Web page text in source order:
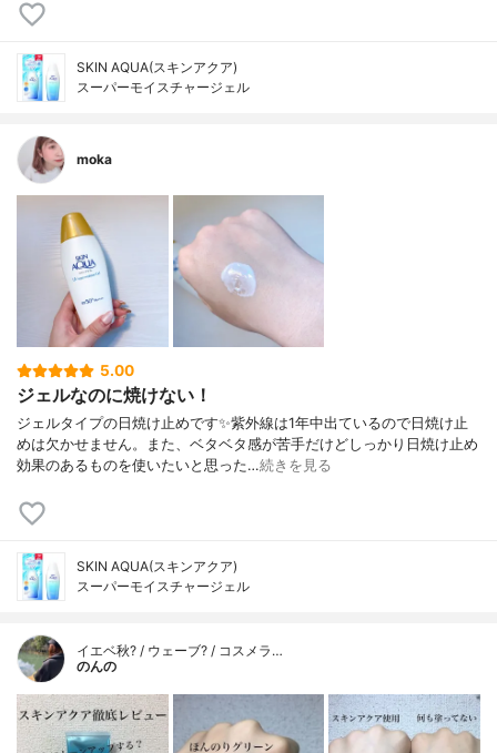
SKIN AQUA(スキンアクア)
スーパーモイスチャージェル
moka
5.00
ジェルなのに焼けない！
ジェルタイプの日焼け止めです✨紫外線は1年中出ているので日焼け止
めは欠かせません。また、ベタベタ感が苦手だけどしっかり日焼け止め
効果のあるものを使いたいと思った…続きを見る
SKIN AQUA(スキンアクア)
スーパーモイスチャージェル
イエベ秋? / ウェーブ? / コスメラ…
のんの